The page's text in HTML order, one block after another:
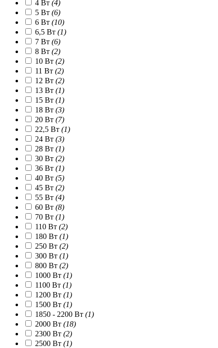
4 Вт (4)
5 Вт (6)
6 Вт (10)
6,5 Вт (1)
7 Вт (6)
8 Вт (2)
10 Вт (2)
11 Вт (2)
12 Вт (2)
13 Вт (1)
15 Вт (1)
18 Вт (3)
20 Вт (7)
22,5 Вт (1)
24 Вт (3)
28 Вт (1)
30 Вт (2)
36 Вт (1)
40 Вт (5)
45 Вт (2)
55 Вт (4)
60 Вт (8)
70 Вт (1)
110 Вт (2)
180 Вт (1)
250 Вт (2)
300 Вт (1)
800 Вт (2)
1000 Вт (1)
1100 Вт (1)
1200 Вт (1)
1500 Вт (1)
1850 - 2200 Вт (1)
2000 Вт (18)
2300 Вт (2)
2500 Вт (1)